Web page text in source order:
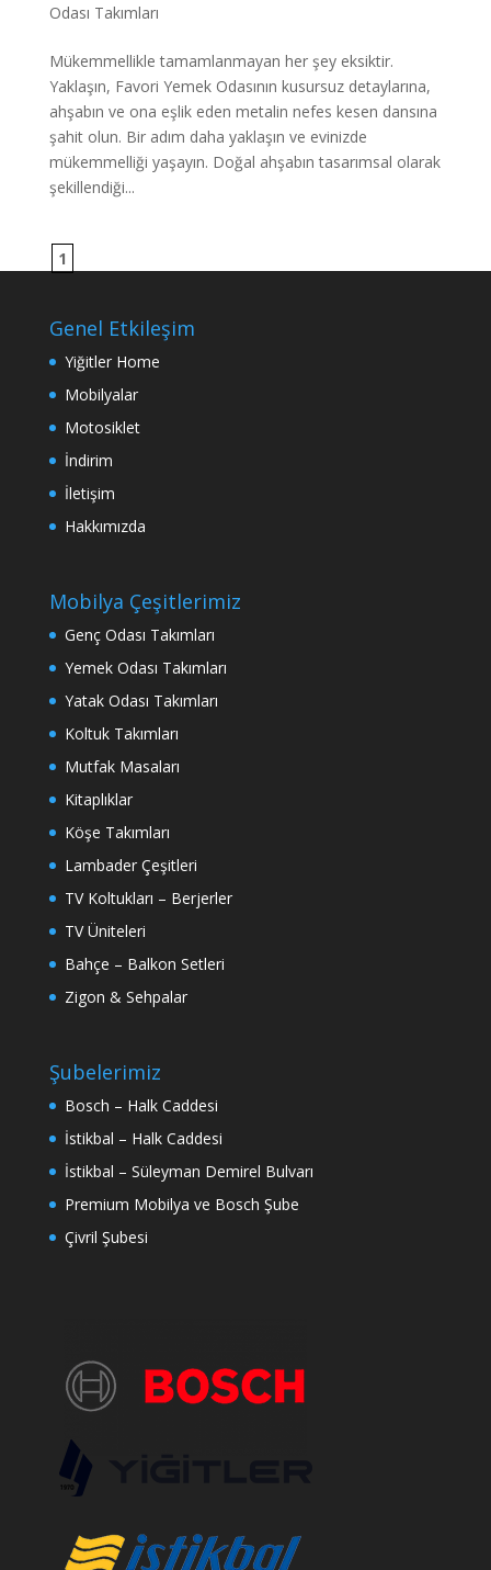
Odası Takımları
Mükemmellikle tamamlanmayan her şey eksiktir.
Yaklaşın, Favori Yemek Odasının kusursuz detaylarına,
ahşabın ve ona eşlik eden metalin nefes kesen dansına
şahit olun. Bir adım daha yaklaşın ve evinizde
mükemmelliği yaşayın. Doğal ahşabın tasarımsal olarak
şekillendiği...
1
Genel Etkileşim
Yiğitler Home
Mobilyalar
Motosiklet
İndirim
İletişim
Hakkımızda
Mobilya Çeşitlerimiz
Genç Odası Takımları
Yemek Odası Takımları
Yatak Odası Takımları
Koltuk Takımları
Mutfak Masaları
Kitaplıklar
Köşe Takımları
Lambader Çeşitleri
TV Koltukları – Berjerler
TV Üniteleri
Bahçe – Balkon Setleri
Zigon & Sehpalar
Şubelerimiz
Bosch – Halk Caddesi
İstikbal – Halk Caddesi
İstikbal – Süleyman Demirel Bulvarı
Premium Mobilya ve Bosch Şube
Çivril Şubesi